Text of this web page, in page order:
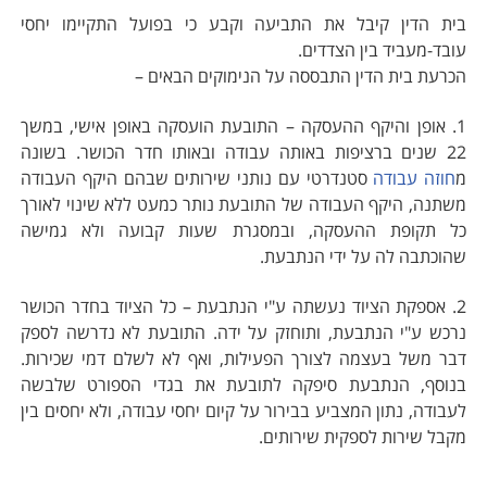
בית הדין קיבל את התביעה וקבע כי בפועל התקיימו יחסי
עובד-מעביד בין הצדדים.
הכרעת בית הדין התבססה על הנימוקים הבאים –
1. אופן והיקף ההעסקה – התובעת הועסקה באופן אישי, במשך
22 שנים ברציפות באותה עבודה ובאותו חדר הכושר. בשונה
מחוזה עבודה סטנדרטי עם נותני שירותים שבהם היקף העבודה
משתנה, היקף העבודה של התובעת נותר כמעט ללא שינוי לאורך
כל תקופת ההעסקה, ובמסגרת שעות קבועה ולא גמישה
שהוכתבה לה על ידי הנתבעת.
2. אספקת הציוד נעשתה ע"י הנתבעת – כל הציוד בחדר הכושר
נרכש ע"י הנתבעת, ותוחזק על ידה. התובעת לא נדרשה לספק
דבר משל בעצמה לצורך הפעילות, ואף לא לשלם דמי שכירות.
בנוסף, הנתבעת סיפקה לתובעת את בגדי הספורט שלבשה
לעבודה, נתון המצביע בבירור על קיום יחסי עבודה, ולא יחסים בין
מקבל שירות לספקית שירותים.